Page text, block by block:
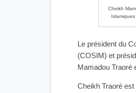
Cheikh
Le président du
(COSIM) et
Mamadou Traoré
Cheikh Traoré